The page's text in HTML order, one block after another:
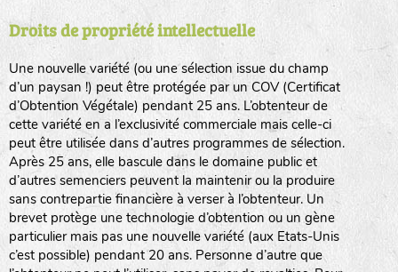
Droits de propriété intellectuelle
Une nouvelle variété (ou une sélection issue du champ
d’un paysan !) peut être protégée par un COV (Certificat
d’Obtention Végétale) pendant 25 ans. L’obtenteur de
cette variété en a l’exclusivité commerciale mais celle-ci
peut être utilisée dans d’autres programmes de sélection.
Après 25 ans, elle bascule dans le domaine public et
d’autres semenciers peuvent la maintenir ou la produire
sans contrepartie financière à verser à l’obtenteur. Un
brevet protège une technologie d’obtention ou un gène
particulier mais pas une nouvelle variété (aux Etats-Unis
c’est possible) pendant 20 ans. Personne d’autre que